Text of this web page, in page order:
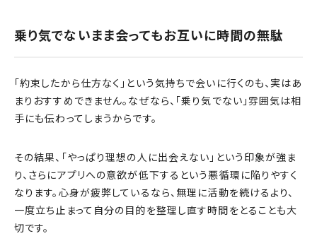
乗り気でないまま会ってもお互いに時間の無駄
「約束したから仕方なく」という気持ちで会いに行くのも、実はあ
まりおすすめできません。なぜなら、「乗り気でない」雰囲気は相
手にも伝わってしまうからです。
その結果、「やっぱり理想の人に出会えない」という印象が強ま
り、さらにアプリへの意欲が低下するという悪循環に陥りやすく
なります。心身が疲弊しているなら、無理に活動を続けるより、
一度立ち止まって自分の目的を整理し直す時間をとることも大
切です。